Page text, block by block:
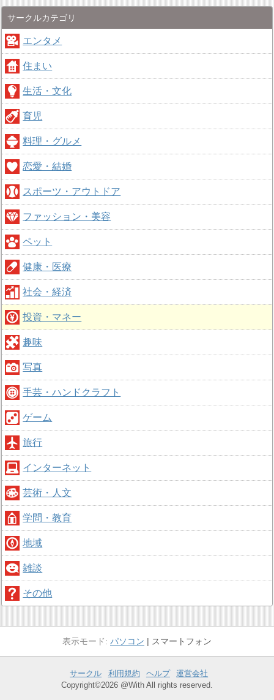
サークルカテゴリ
エンタメ
住まい
生活・文化
育児
料理・グルメ
恋愛・結婚
スポーツ・アウトドア
ファッション・美容
ペット
健康・医療
社会・経済
投資・マネー
趣味
写真
手芸・ハンドクラフト
ゲーム
旅行
インターネット
芸術・人文
学問・教育
地域
雑談
その他
パソコン スマートフォン
サークル 利用規約 ヘルプ
運営会社
Copyright©2026 @With All rights reserved.